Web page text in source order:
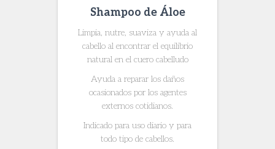
Shampoo de Áloe
Limpia, nutre, suaviza y ayuda al
cabello al encontrar el equilibrio
natural en el cuero cabelludo
Ayuda a reparar los daños
ocasionados por los agentes
externos cotidianos.
Indicado para uso diario y para
todo tipo de cabellos.